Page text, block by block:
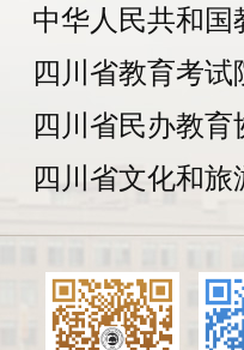
中华人民共和国
四川省教育考试
四川省民办教育
四川省文化和旅